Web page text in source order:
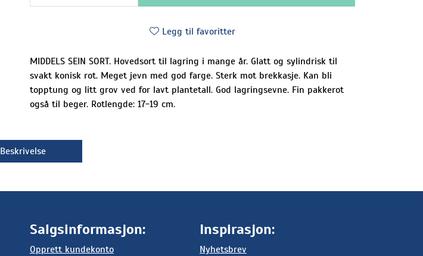
Legg til favoritter
MIDDELS SEIN SORT. Hovedsort til lagring i mange år. Glatt og sylindrisk til
svakt konisk rot. Meget jevn med god farge. Sterk mot brekkasje. Kan bli
topptung og litt grov ved for lavt plantetall. God lagringsevne. Fin pakkerot
også til beger. Rotlengde: 17-19 cm.
Beskrivelse
Salgsinformasjon:
Opprett kundekonto
Inspirasjon:
Nyhetsbrev